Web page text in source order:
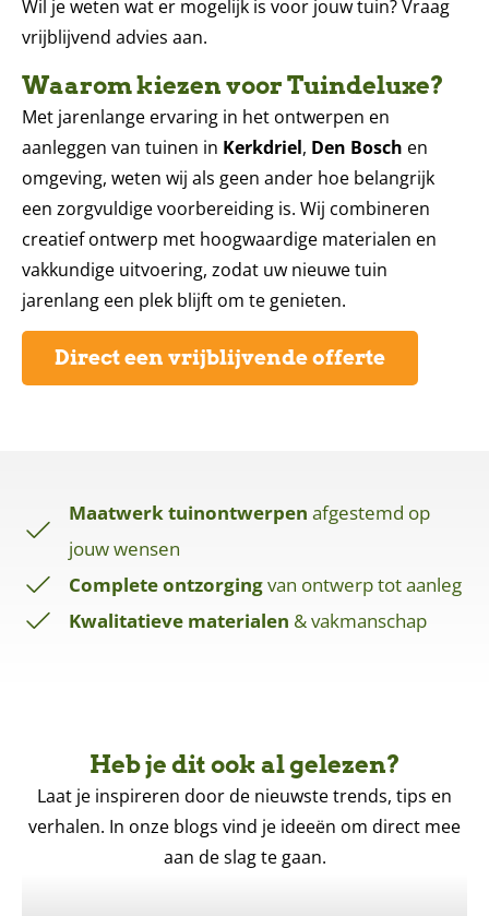
Wil je weten wat er mogelijk is voor jouw tuin? Vraag
vrijblijvend advies aan.
Waarom kiezen voor Tuindeluxe?
Met jarenlange ervaring in het ontwerpen en
aanleggen van tuinen in Kerkdriel, Den Bosch en
omgeving, weten wij als geen ander hoe belangrijk
een zorgvuldige voorbereiding is. Wij combineren
creatief ontwerp met hoogwaardige materialen en
vakkundige uitvoering, zodat uw nieuwe tuin
jarenlang een plek blijft om te genieten.
Direct een vrijblijvende offerte
Maatwerk tuinontwerpen afgestemd op
jouw wensen
Complete ontzorgingvan ontwerp tot aanleg
Kwalitatieve materialen & vakmanschap
Heb je dit ook al gelezen?
Laat je inspireren door de nieuwste trends, tips en
verhalen. In onze blogs vind je ideeën om direct mee
aan de slag te gaan.